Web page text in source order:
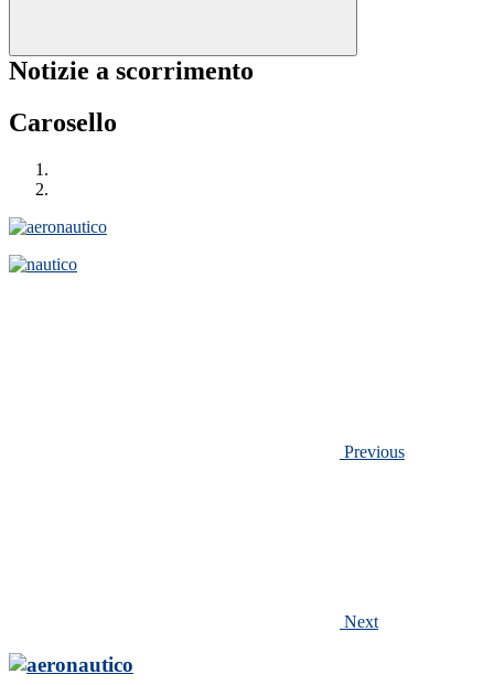
Notizie a scorrimento
Carosello
Previous
Next